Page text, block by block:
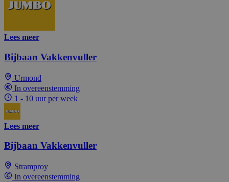
Lees meer
Bijbaan Vakkenvuller
Urmond
In overeenstemming
1 - 10 uur per week
Lees meer
Bijbaan Vakkenvuller
Stramproy
In overeenstemming